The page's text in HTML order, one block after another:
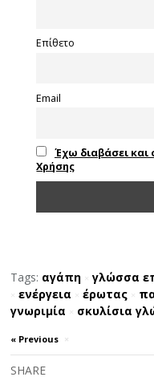
Επίθετο
Email
Έχω διαβάσει
Χρήσης
Tags: αγάπη γλώσσα
ενέργεια έρωτας
γνωριμία
σκυλίσια
« Previous ×
SHARE